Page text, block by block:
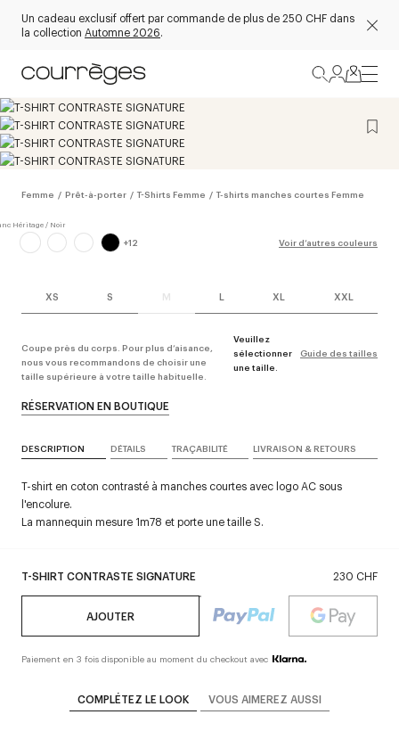
Un cadeau exclusif offert par commande de plus de 250 CHF dans
la collection Automne 2026.
Femme / Prêt-à-porter / T-Shirts Femme / T-shirts manches courtes Femme
+12 Voir d’autres couleurs
XS S M L XL XXL
Veuillez
sélectionner
une taille.
Guide des tailles
Coupe près du corps. Pour plus d’aisance,
nous vous recommandons de choisir une
taille supérieure à votre taille habituelle.
T-SHIRT CONTRASTE SIGNATURE 230 CHF
AJOUTER
Paiement en 3 fois disponible au moment du checkout avec
RÉSERVATION EN BOUTIQUE
DESCRIPTION DÉTAILS TRAÇABILITÉ LIVRAISON & RETOURS
T-shirt en coton contrasté à manches courtes avec logo AC sous
l'encolure.
La mannequin mesure 1m78 et porte une taille S.
COMPLÉTEZ LE LOOK VOUS AIMEREZ AUSSI